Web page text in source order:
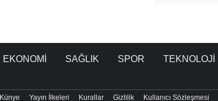
EKONOMİ SAĞLIK SPOR TEKNOLOJİ
Künye Yayın İlkeleri Kurallar Gizlilik Kullanıcı Sözleşmesi